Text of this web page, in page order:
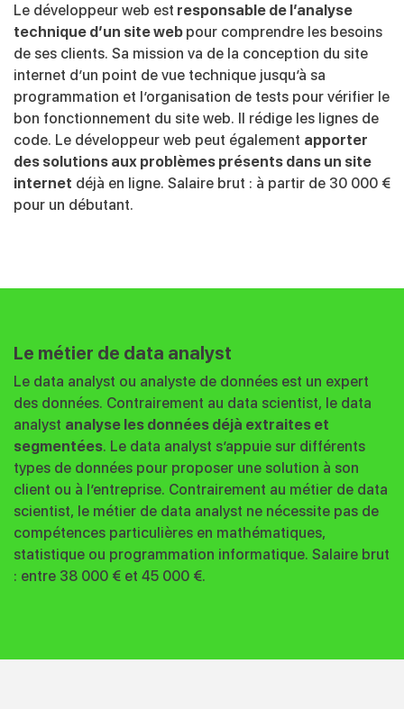
Le développeur web est responsable de l’analyse
technique d’un site web pour comprendre les besoins
de ses clients. Sa mission va de la conception du site
internet d’un point de vue technique jusqu’à sa
programmation et l’organisation de tests pour vérifier le
bon fonctionnement du site web. Il rédige les lignes de
code. Le développeur web peut également apporter
des solutions aux problèmes présents dans un site
internet déjà en ligne. Salaire brut : à partir de 30 000 €
pour un débutant.
Le métier de data analyst
Le data analyst ou analyste de données est un expert
des données. Contrairement au data scientist, le data
analyst analyse les données déjà extraites et
segmentées. Le data analyst s’appuie sur différents
types de données pour proposer une solution à son
client ou à l’entreprise. Contrairement au métier de data
scientist, le métier de data analyst ne nécessite pas de
compétences particulières en mathématiques,
statistique ou programmation informatique. Salaire brut
: entre 38 000 € et 45 000 €.